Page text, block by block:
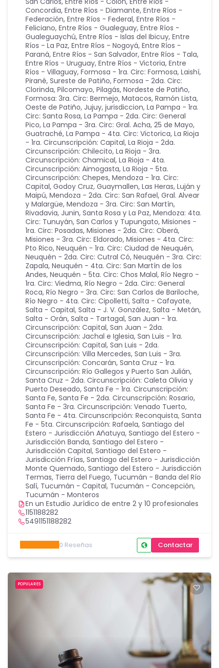
Concordia, Entre Ríos - Diamante, Entre Ríos -
Federación, Entre Ríos - Federal, Entre Ríos -
Feliciano, Entre Ríos - Gualeguay, Entre Ríos -
Gualeguaychú, Entre Ríos - Islas del Ibicuy, Entre
Ríos - La Paz, Entre Ríos - Nogoyá, Entre Ríos -
Paraná, Entre Ríos - San Salvador, Entre Ríos - Tala,
Entre Ríos - Uruguay, Entre Ríos - Victoria, Entre
Ríos - Villaguay, Formosa - 1ra. Circ: Formosa, Laishí,
Pirané, Sureste de Patiño, Formosa - 2da. Circ:
Clorinda, Pilcomayo, Pilagás, Nordeste de Patiño,
Formosa: 3ra. Circ: Bermejo, Matacos, Ramón Lista,
Oeste de Patiño, Jujuy, jurisdiccion, La Pampa - 1ra.
Circ: Santa Rosa, La Pampa - 2da. Circ: General
Pico, La Pampa - 3ra. Circ: Gral. Acha, 25 de Mayo,
Guatraché, La Pampa - 4ta. Circ: Victorica, La Rioja
- 1ra. Circunscripción: Capital, La Rioja - 2da.
Circunscripción: Chilecito, La Rioja - 3ra.
Circunscripción: Chamical, La Rioja - 4ta.
Circunscripción: Aimogasta, La Rioja - 5ta.
Circunscripción: Chepes, Mendoza - 1ra. Circ:
Capital, Godoy Cruz, Guaymallen, Las Heras, Luján y
Maipú, Mendoza - 2da. Circ: San Rafael, Gral. Alvear
y Malargüe, Mendoza - 3ra. Circ: San Martín,
Rivadavia, Junin, Santa Rosa y La Paz, Mendoza: 4ta.
Circ: Tunuyán, San Carlos y Tupungato, Misiones -
1ra. Circ: Posadas, Misiones - 2da. Circ: Oberá,
Misiones - 3ra. Circ: Eldorado, Misiones - 4ta. Circ:
Pto Rico, Neuquén - 1ra. Circ: Ciudad de Neuquén,
Neuquén - 2da. Circ: Cutral Có, Neuquén - 3ra. Circ:
Zapala, Neuquén - 4ta. Circ: San Martín de los
Andes, Neuquén - 5ta. Circ: Chos Malal, Río Negro -
1ra. Circ: Viedma, Río Negro - 2da. Circ: General
Roca, Río Negro - 3ra. Circ: San Carlos de Bariloche,
Río Negro - 4ta. Circ: Cipolletti, Salta - Cafayate,
Salta - Capital, Salta - J. V. González, Salta - Metán,
Salta - Orán, Salta - Tartagal, San Juan - 1ra.
Circunscripción: Capital, San Juan - 2da.
Circunscripción: Jachal e Iglesia, San Luis - 1ra.
Circunscripción: Capital, San Luis - 2da.
Circunscripción: Villa Mercedes, San Luis - 3ra.
Circunscripción: Concarán, Santa Cruz - 1ra.
Circunscripción: Río Gallegos y Puerto San Julián,
Santa Cruz - 2da. Circunscripción: Caleta Olivia y
Puerto Deseado, Santa Fe - 1ra. Circunscripción:
Santa Fe, Santa Fe - 2da. Circunscripción: Rosario,
Santa Fe - 3ra. Circunscripción: Venado Tuerto,
Santa Fe - 4ta. Circunscripción: Reconquista, Santa
Fe - 5ta. Circunscripción: Rafaela, Santiago del
Estero - Jurisdicción Añatuya, Santiago del Estero -
Jurisdicción Banda, Santiago del Estero -
Jurisdicción Capital, Santiago del Estero -
Jurisdicción Frías, Santiago del Estero - Jurisdicción
Monte Quemado, Santiago del Estero - Jurisdicción
Termas, Tierra del Fuego, Tucumán - Banda del Río
Salí, Tucumán - Capital, Tucumán - Concepción,
Tucumán - Monteros
En un Estudio Jurídico de entre 2 y 10 profesionales
1151188282
5491151188282
0 Reseñas Contactar
POPULARES